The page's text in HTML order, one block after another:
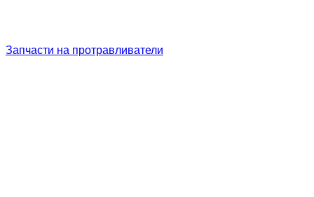
Запчасти на протравливатели